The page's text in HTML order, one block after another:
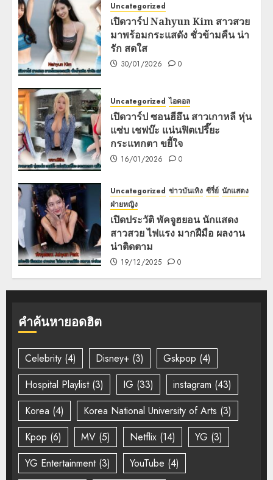
Uncategorized
เปิดวาร์ป Nahyun Kim สาวสวย
มาพร้อมกระแสดัง ชั่วข้ามคืน น่า
รัก สดใส
30/01/2026 0
Uncategorized ไอดอล
เปิดวาร์ป ซอนฮีอึน สาวเกาหลี หุ่น
แซ่บ เชฟบ๊ะ แน่นฟิตเปรี๊ยะ
กระแทกตา ขยี้ใจ
16/01/2026 0
Uncategorized ข่าวบันเทิง ซีรี่ย์ นักแสดง
ฝ่ายหญิง
เปิดประวัติ พัคจูฮยอน นักแสดง
สาวสวย ไฟแรง มากฝืมือ ผลงาน
น่าติดตาม
19/12/2025 0
คำค้นหายอดฮิต
Celebrity (4) Disney+ (3) Gskpop (4)
Hospital Playlist(3) IG (33) instagram (43)
Korea (4) Korea National University of Arts (3)
Kpop (6) MV (5) Netflix (14) YG (3)
YG Entertainment(3) YouTube (4)